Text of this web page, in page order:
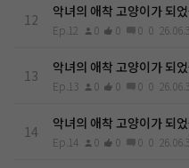
12 악녀의 애착 고양이가 되
Ep.12 0 0 0 0
13 악녀의 애착 고양이가 되
Ep.13 0 0 0 0
14 악녀의 애착 고양이가 되
Ep.14 0 0 0 0